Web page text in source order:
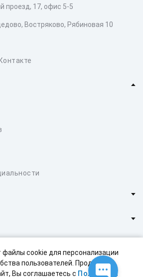
файлы cookie для персонализации
пользователей. Продолжая
Вы соглашаетесь с Политикой
проезд, 17, офис 5-5
Востряково, Рябиновая 10